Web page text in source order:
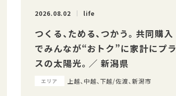
2026.08.02 life
つくる、ためる、つかう。 共同購入
でみんなが“おトク”に家計にプラ
スの太陽光。 ／ 新潟県
エリア 上越、中越、下越/佐渡、新潟市